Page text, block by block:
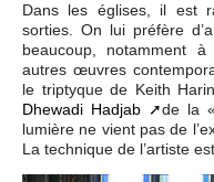
Dans les églises, il est
sorties. On lui préfère
beaucoup, notamment à
autres œuvres
le triptyque de Keith
Dhewadi Hadjab
de la
lumière ne vient pas de
La technique de l’artiste